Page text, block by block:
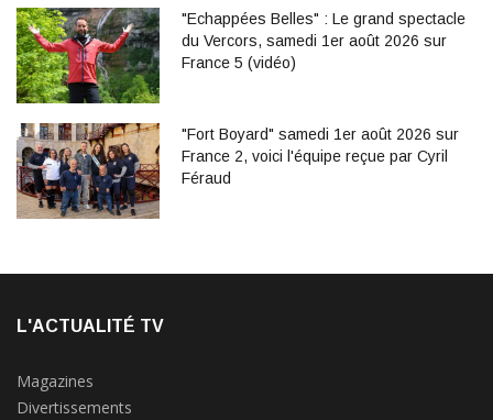
"Echappées Belles" : Le grand spectacle
du Vercors, samedi 1er août 2026 sur
France 5 (vidéo)
"Fort Boyard" samedi 1er août 2026 sur
France 2, voici l'équipe reçue par Cyril
Féraud
L'ACTUALITÉ TV
Magazines
Divertissements